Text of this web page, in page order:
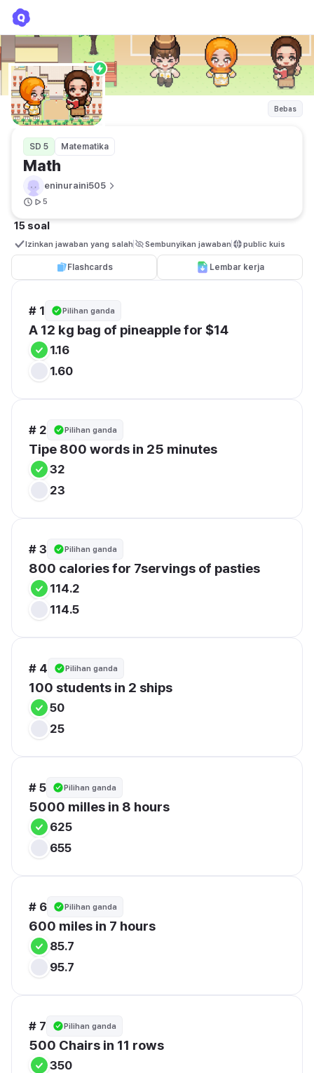
Bebas
SD 5 Matematika
Math
eninuraini505
5
15 soal
Izinkan jawaban yang salah Sembunyikan jawaban public kuis
Flashcards Lembar kerja
# 1 Pilihan ganda
A 12 kg bag of pineapple for $14
1.16
1.60
# 2 Pilihan ganda
Tipe 800 words in 25 minutes
32
23
# 3 Pilihan ganda
800 calories for 7servings of pasties
114.2
114.5
# 4 Pilihan ganda
100 students in 2 ships
50
25
# 5 Pilihan ganda
5000 milles in 8 hours
625
655
# 6 Pilihan ganda
600 miles in 7 hours
85.7
95.7
# 7 Pilihan ganda
500 Chairs in 11 rows
350